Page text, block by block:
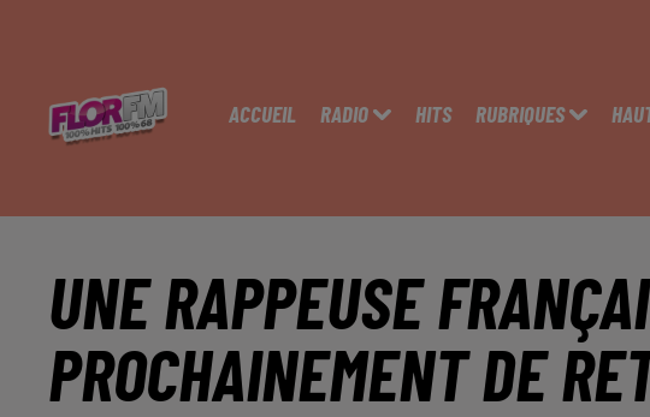
ACCUEIL RADIO HITS RUBRIQUES
UNE RAPPEUSE
PROCHAINEMENT DE